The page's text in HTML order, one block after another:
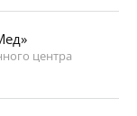
центра